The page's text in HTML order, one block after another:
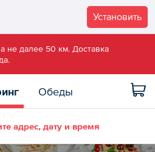
Установить
не далее 50 км. Доставка
Обеды
адрес, дату и время